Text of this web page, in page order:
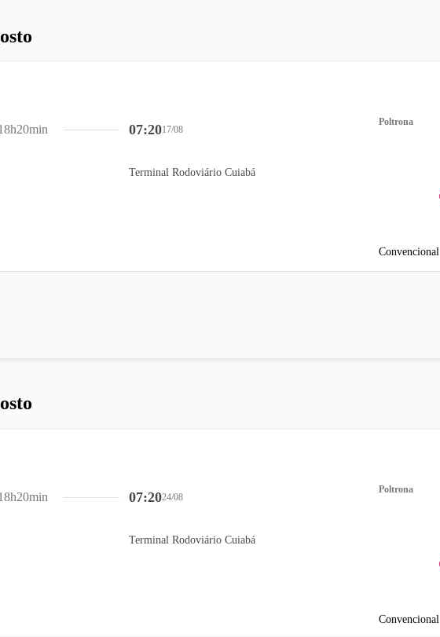
07:2017/08
Terminal Rodoviário Cuiabá
Poltrona
Convencional
07:2024/08
Terminal Rodoviário Cuiabá
Poltrona
Convencional